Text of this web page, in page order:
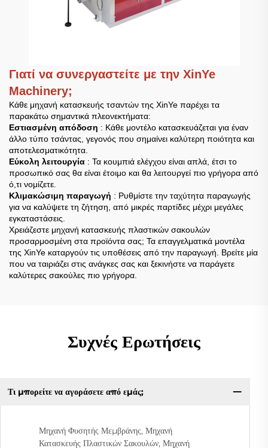
Γιατί να συνεργαστείτε με την XinYe
Machinery;
Κάθε μηχανή κατασκευής τσαντών της XinYe παρέχει τα
παρακάτω σημαντικά πλεονεκτήματα:
Εστιασμένη απόδοση : Κάθε μοντέλο κατασκευάζεται για έναν
άλλο τύπο τσάντας, γεγονός που σημαίνει καλύτερη ποιότητα και
αποτελεσματικότητα.
Εύκολη λειτουργία : Τα κουμπιά ελέγχου είναι απλά, έτσι το
προσωπικό σας θα είναι έτοιμο και θα λειτουργεί πιο γρήγορα από
ό,τι νομίζετε.
Κλιμακώσιμη παραγωγή : Ρυθμίστε την ταχύτητα παραγωγής
για να καλύψετε τη ζήτηση, από μικρές παρτίδες μέχρι μεγάλες
εγκαταστάσεις.
Χρειάζεστε μηχανή κατασκευής πλαστικών σακουλών
προσαρμοσμένη στα προϊόντα σας; Τα επαγγελματικά μοντέλα
της XinYe καταργούν τις υποθέσεις από την παραγωγή. Βρείτε μία
που να ταιριάζει στις ανάγκες σας και ξεκινήστε να παράγετε
καλύτερες σακούλες πιο γρήγορα.
Συχνές Ερωτήσεις
Τι μπορείτε να αγοράσετε από εμάς;
Μηχανή Φυσητής Μεμβράνης, Μηχανή
Κατασκευής Πλαστικών Σακουλών, Μηχανή